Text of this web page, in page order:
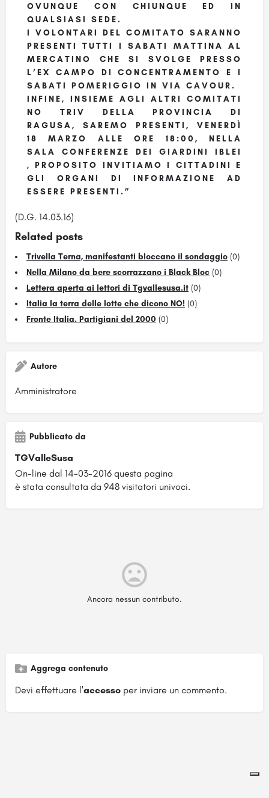
OVUNQUE CON CHIUNQUE ED IN
QUALSIASI SEDE.
I VOLONTARI DEL COMITATO SARANNO
PRESENTI TUTTI I SABATI MATTINA AL
MERCATINO CHE SI SVOLGE PRESSO
L’EX CAMPO DI CONCENTRAMENTO E I
SABATI POMERIGGIO IN VIA CAVOUR.
INFINE, INSIEME AGLI ALTRI COMITATI
NO TRIV DELLA PROVINCIA DI
RAGUSA, SAREMO PRESENTI, VENERDÌ
18 MARZO ALLE ORE 18:00, NELLA
SALA CONFERENZE DEI GIARDINI IBLEI
, PROPOSITO INVITIAMO I CITTADINI E
GLI ORGANI DI INFORMAZIONE AD
ESSERE PRESENTI.”
(D.G. 14.03.16)
Related posts
Trivella Terna, manifestanti bloccano il sondaggio (0)
Nella Milano da bere scorrazzano i Black Bloc (0)
Lettera aperta ai lettori di Tgvallesusa.it (0)
Italia la terra delle lotte che dicono NO! (0)
Fronte Italia. Partigiani del 2000 (0)
Autore
Amministratore
Pubblicato da
TGValleSusa
On-line dal 14-03-2016 questa pagina
è stata consultata da 948 visitatori univoci.
Ancora nessun contributo.
Aggrega contenuto
Devi effettuare l'accesso per inviare un commento.